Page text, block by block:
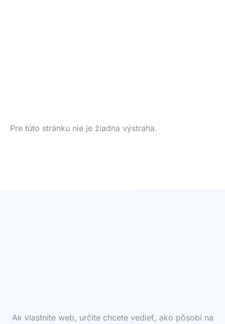
Pre túto stránku nie je žiadna výstraha.
Ak vlastníte web, určite chcete vedieť, ako pôsobí na